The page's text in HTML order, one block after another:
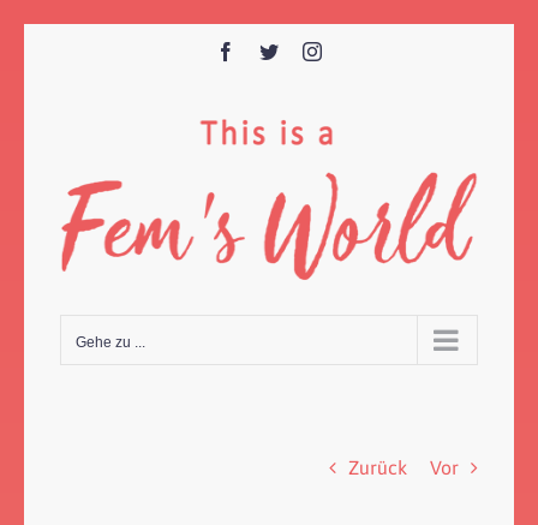
Facebook
TwitterInstagram
Gehe zu ...
Zurück Vor